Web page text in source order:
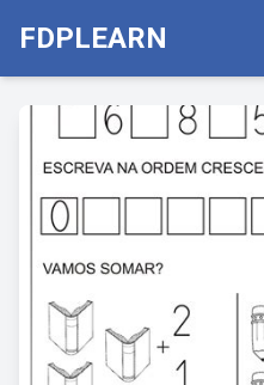
FDPLEARN